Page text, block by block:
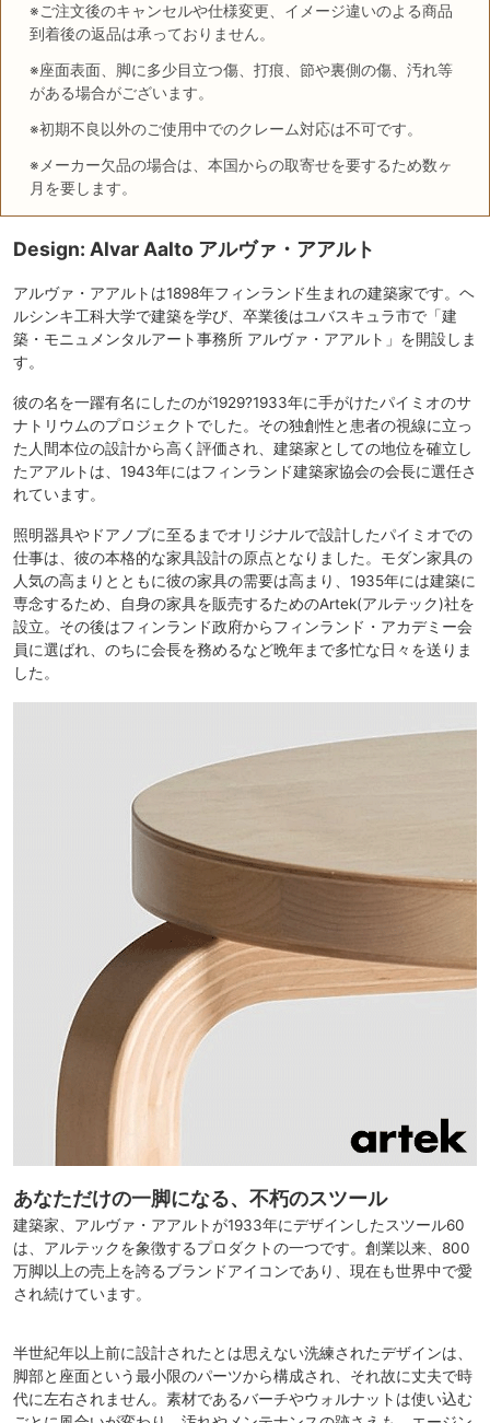
※ご注文後のキャンセルや仕様変更、イメージ違いのよる商品
到着後の返品は承っておりません。
※座面表面、脚に多少目立つ傷、打痕、節や裏側の傷、汚れ等
がある場合がございます。
※初期不良以外のご使用中でのクレーム対応は不可です。
※メーカー欠品の場合は、本国からの取寄せを要するため数ヶ
月を要します。
Design: Alvar Aalto アルヴァ・アアルト
アルヴァ・アアルトは1898年フィンランド生まれの建築家です。ヘ
ルシンキ工科大学で建築を学び、卒業後はユバスキュラ市で「建
築・モニュメンタルアート事務所 アルヴァ・アアルト」を開設しま
す。
彼の名を一躍有名にしたのが1929?1933年に手がけたパイミオのサ
ナトリウムのプロジェクトでした。その独創性と患者の視線に立っ
た人間本位の設計から高く評価され、建築家としての地位を確立し
たアアルトは、1943年にはフィンランド建築家協会の会長に選任さ
れています。
照明器具やドアノブに至るまでオリジナルで設計したパイミオでの
仕事は、彼の本格的な家具設計の原点となりました。モダン家具の
人気の高まりとともに彼の家具の需要は高まり、1935年には建築に
専念するため、自身の家具を販売するためのArtek(アルテック)社を
設立。その後はフィンランド政府からフィンランド・アカデミー会
員に選ばれ、のちに会長を務めるなど晩年まで多忙な日々を送りま
した。
あなただけの一脚になる、不朽のスツール
建築家、アルヴァ・アアルトが1933年にデザインしたスツール60
は、アルテックを象徴するプロダクトの一つです。創業以来、800
万脚以上の売上を誇るブランドアイコンであり、現在も世界中で愛
され続けています。
半世紀年以上前に設計されたとは思えない洗練されたデザインは、
脚部と座面という最小限のパーツから構成され、それ故に丈夫で時
代に左右されません。素材であるバーチやウォルナットは使い込む